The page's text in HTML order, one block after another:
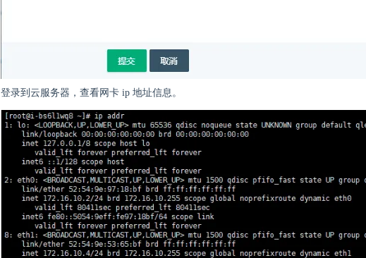
登录到云服务器，查看网卡 ip 地址信息。